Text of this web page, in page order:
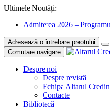
Ultimele Noutăți:
Admiterea 2026 –
Adresează o întrebare preotului
Comutare navigare
Despre noi
Despre revistă
Echipa Altarul
Contacte
Bibliotecă